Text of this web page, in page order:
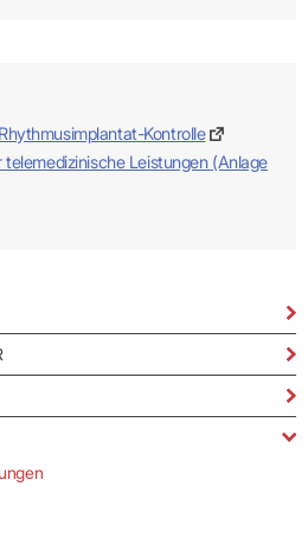
Übertragungsweg zur KVBW
vertraulichen
bei einem KIM-Adressaten
(funktioniert nicht aus dem freien Internet).
Kontrolle
telemedizinische Leistungen (Anlage